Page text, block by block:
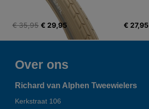
€ 35,95 € 29,95 € 27,95
Over ons
Richard van Alphen Tweewielers
Kerkstraat 106